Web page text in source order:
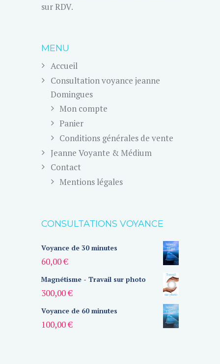
sur RDV.
MENU
Accueil
Consultation voyance jeanne
Domingues
Mon compte
Panier
Conditions générales de vente
Jeanne Voyante & Médium
Contact
Mentions légales
CONSULTATIONS VOYANCE
Voyance de 30 minutes
60,00€
Magnétisme - Travail sur photo
300,00€
Voyance de 60 minutes
100,00€